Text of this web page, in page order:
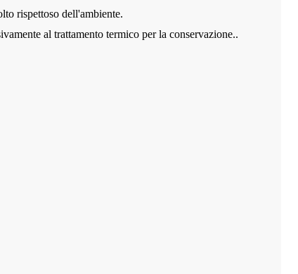
rispettoso dell'ambiente.
al trattamento termico per la conservazione..